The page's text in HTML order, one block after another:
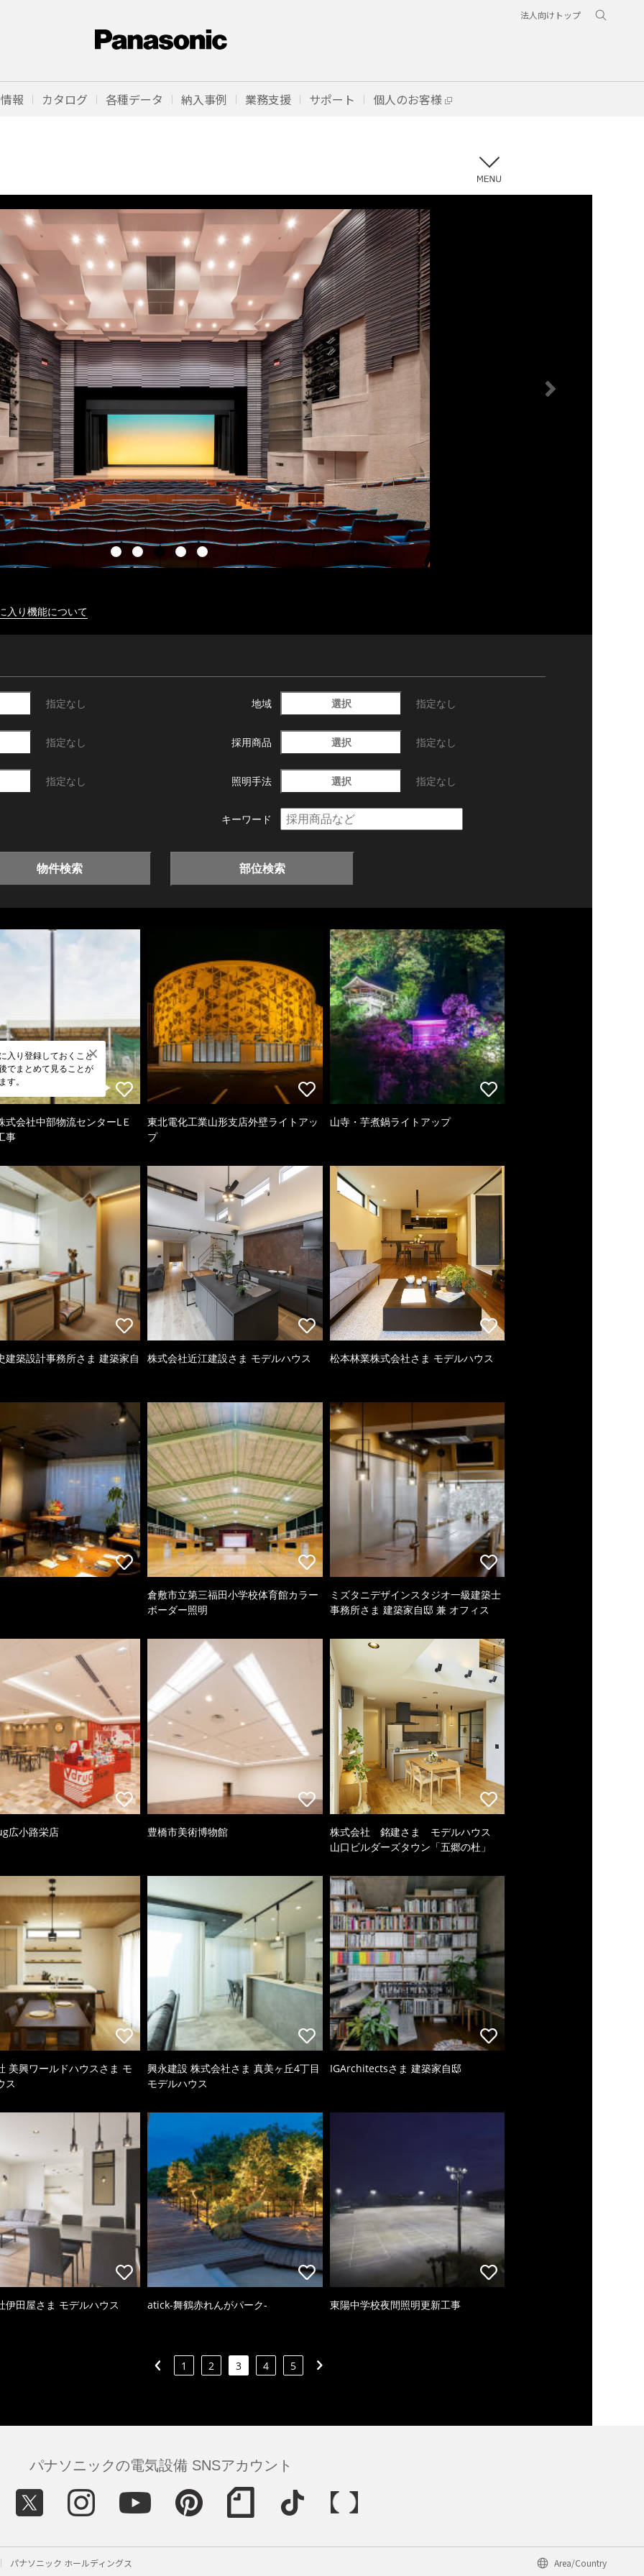
法人向けトップ
報 カタログ 各種データ 納入事例 業務支援 サポート 個人のお客様
入り機能について
指定なし 地域 選択 指定なし
指定なし 採用商品 選択 指定なし
指定なし 照明手法 選択 指定なし
キーワード
物件検索 部位検索
入り登録しておくこと
でまとめて見ることが
す。
式会社中部物流センターLＥ
事
東北電化工業山形支店外壁ライトアッ
プ
山寺・芋煮鍋ライトアップ
建築設計事務所さま 建築家自 株式会社近江建設さま モデルハウス 松本林業株式会社さま モデルハウス
倉敷市立第三福田小学校体育館カラー
ボーダー照明
ミズタニデザインスタジオ一級建築士
事務所さま 建築家自邸 兼 オフィス
広小路栄店 豊橋市美術博物館
株式会社 銘建さま モデルハウス
山口ビルダーズタウン「五郷の杜」
美興ワールドハウスさま モ
ス
興永建設 株式会社さま 真美ヶ丘4丁目
モデルハウス
IGArchitectsさま 建築家自邸
伊田屋さま モデルハウス atick-舞鶴赤れんがパーク- 東陽中学校夜間照明更新工事
1 2 3 4 5
パナソニックの電気設備 SNSアカウント
パナソニック ホールディングス Area/Country